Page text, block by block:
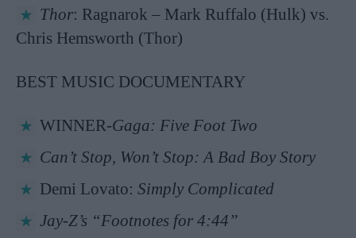
Thor: Ragnarok – Mark Ruffalo (Hulk) vs.
Chris Hemsworth (Thor)
BEST MUSIC DOCUMENTARY
WINNER-Gaga: Five Foot Two
Can’t Stop, Won’t Stop: A Bad Boy Story
Demi Lovato: Simply Complicated
Jay-Z’s “Footnotes for 4:44”